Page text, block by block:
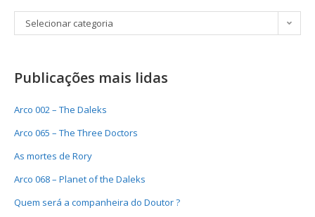
Selecionar categoria
Publicações mais lidas
Arco 002 – The Daleks
Arco 065 – The Three Doctors
As mortes de Rory
Arco 068 – Planet of the Daleks
Quem será a companheira do Doutor ?